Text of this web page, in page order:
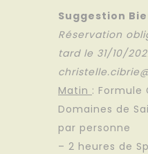
Suggestion
Réservation
tard le 31/10/
Matin : Formule
Domaines de
par personne
– 2 heures de